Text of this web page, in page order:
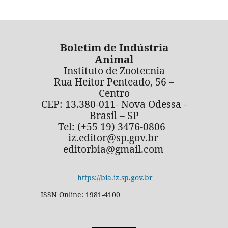
Boletim de Indústria
Animal
Instituto de Zootecnia
Rua Heitor Penteado, 56 –
Centro
CEP: 13.380-011- Nova Odessa -
Brasil – SP
Tel: (+55 19) 3476-0806
iz.editor@sp.gov.br
editorbia@gmail.com
https://bia.iz.sp.gov.br
ISSN Online: 1981-4100